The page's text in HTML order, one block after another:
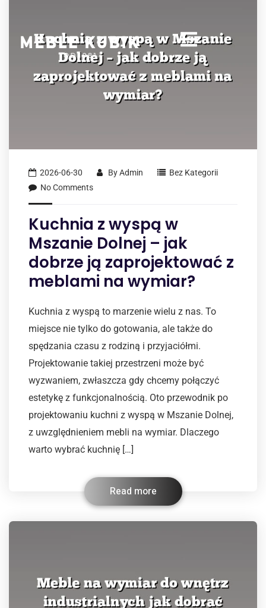
2026-06-30 ByAdmin
Bez Kategorii
No Comments
Kuchnia z wyspą w
Mszanie Dolnej – jak
dobrze ją zaprojektować z
meblami na wymiar?
Kuchnia z wyspą to marzenie wielu z nas. To
miejsce nie tylko do gotowania, ale także do
spędzania czasu z rodziną i przyjaciółmi.
Projektowanie takiej przestrzeni może być
wyzwaniem, zwłaszcza gdy chcemy połączyć
estetykę z funkcjonalnością. Oto przewodnik po
projektowaniu kuchni z wyspą w Mszanie Dolnej,
z uwzględnieniem mebli na wymiar. Dlaczego
warto wybrać kuchnię […]
Read more